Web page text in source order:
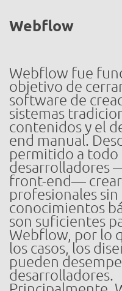
Webflow
Webflow fue
objetivo de
software de
sistemas
contenidos y el
end manual.
permitido a todo
desarrolladores
front-end—
profesionales
conocimientos
son suficientes
Webflow, por lo
los casos, los
pueden
desarrolladores.